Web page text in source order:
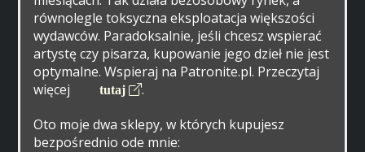
równolegle toksyczna eksploatacja większości
wydawców. Paradoksalnie, jeśli chcesz wspierać
artystę czy pisarza, kupowanie jego dzieł nie jest
optymalne. Wspieraj na Patronite.pl. Przeczytaj
więcej
tutaj
.
Oto moje dwa sklepy, w których kupujesz
bezpośrednio ode mnie: